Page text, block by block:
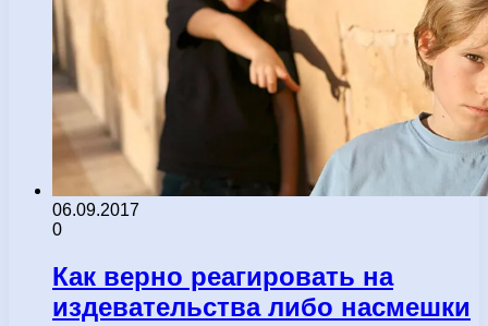
06.09.2017
0
Как верно реагировать на
издевательства либо насмешки